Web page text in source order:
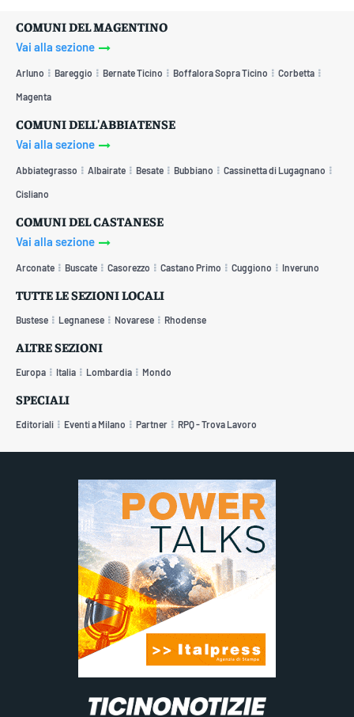
COMUNI DEL MAGENTINO
Vai alla sezione
Arluno Bareggio Bernate Ticino Boffalora Sopra Ticino Corbetta
Magenta
COMUNI DELL'ABBIATENSE
Vai alla sezione
Abbiategrasso Albairate Besate Bubbiano Cassinetta di Lugagnano
Cisliano
COMUNI DEL CASTANESE
Vai alla sezione
Arconate Buscate Casorezzo Castano Primo Cuggiono Inveruno
TUTTE LE SEZIONI LOCALI
Bustese Legnanese Novarese Rhodense
ALTRE SEZIONI
Europa Italia Lombardia Mondo
SPECIALI
Editoriali Eventi a Milano Partner RPQ - Trova Lavoro